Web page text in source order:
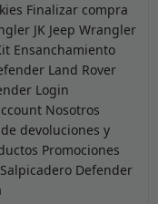
Finalizar compra
JK Jeep Wrangler
Ensanchamiento
Land Rover
Login
Nosotros
devoluciones y
Promociones
Salpicadero Defender